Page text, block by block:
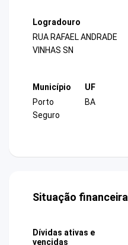
Logradouro
RUA RAFAEL ANDRADE
VINHAS SN
Município
Porto
Seguro
UF
BA
Situação financeira
Dívidas ativas e
vencidas